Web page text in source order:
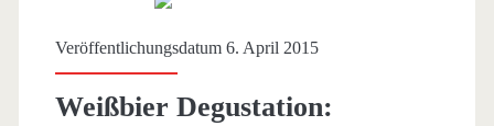
Veröffentlichungsdatum 6. April 2015
Weißbier Degustation: